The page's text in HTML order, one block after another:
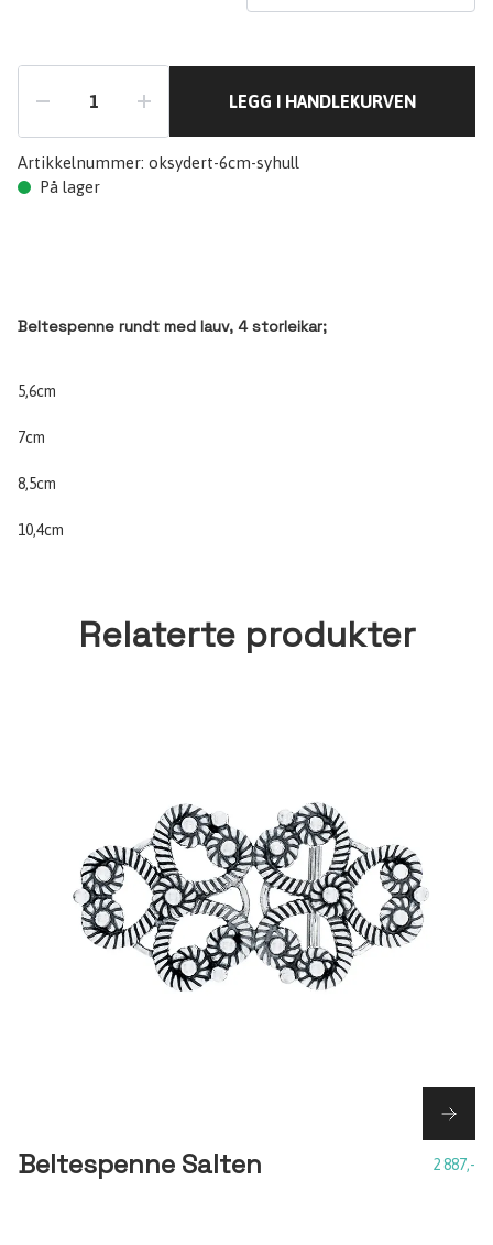
LEGG I HANDLEKURVEN
Artikkelnummer: oksydert-6cm-syhull
På lager
Beltespenne rundt med lauv, 4 storleikar;
5,6cm
7cm
8,5cm
10,4cm
Relaterte produkter
Beltespenne Salten 2 887,-